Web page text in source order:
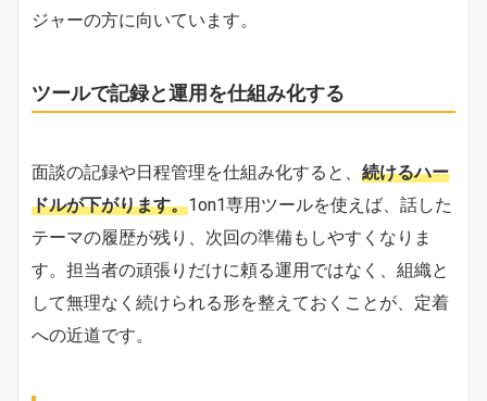
ジャーの方に向いています。
ツールで記録と運用を仕組み化する
面談の記録や日程管理を仕組み化すると、 続けるハー
ドルが下がります。1on1専用ツールを使えば、話した
テーマの履歴が残り、次回の準備もしやすくなりま
す。担当者の頑張りだけに頼る運用ではなく、組織と
して無理なく続けられる形を整えておくことが、定着
への近道です。